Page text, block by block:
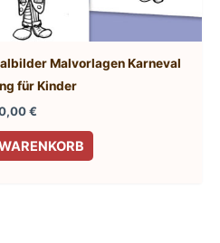
Malvorlagen Karneval
für Kinder
€